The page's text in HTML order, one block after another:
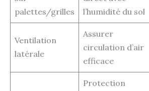
palettes/grilles
l’humidité du sol
Ventilation
latérale
Assurer
circulation d’air
efficace
Protection